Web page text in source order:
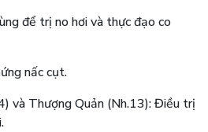
để trị no hơi và thực đạo co
nấc cụt.
và Thượng Quản (Nh.13): Điều trị